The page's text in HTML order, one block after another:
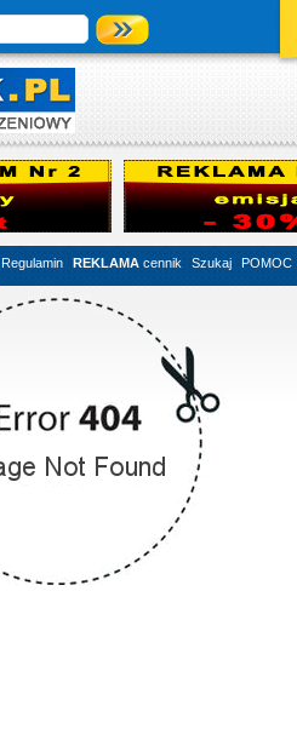
Regulamin REKLAMA cennik Szukaj POMOC